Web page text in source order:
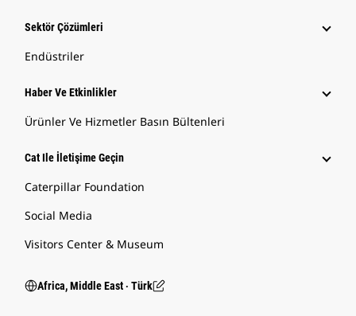
Sektör Çözümleri
Endüstriler
Haber Ve Etkinlikler
Ürünler Ve Hizmetler Basın Bültenleri
Cat Ile İletişime Geçin
Caterpillar Foundation
Social Media
Visitors Center & Museum
Africa, Middle East ‧ Türk